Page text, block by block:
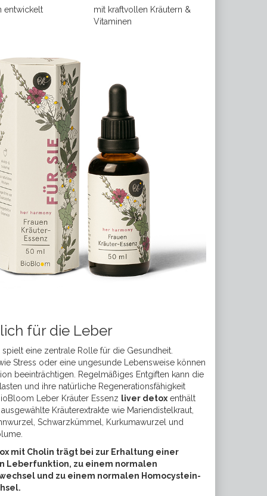
entwickelt
mit kraftvollen Kräutern &
Vitaminen
für die Leber
spielt eine zentrale Rolle für die Gesundheit.
Stress oder eine ungesunde Lebensweise können
beeinträchtigen. Regelmäßiges Entgiften kann die
und ihre natürliche Regenerationsfähigkeit
Leber Kräuter Essenz liver detoxenthält
Kräuterextrakte wie Mariendistelkraut,
Schwarzkümmel, Kurkumawurzel und
mit Cholin trägt bei zur Erhaltung einer
Leberfunktion, zu einem normalen
und zu einem normalen Homocystein-